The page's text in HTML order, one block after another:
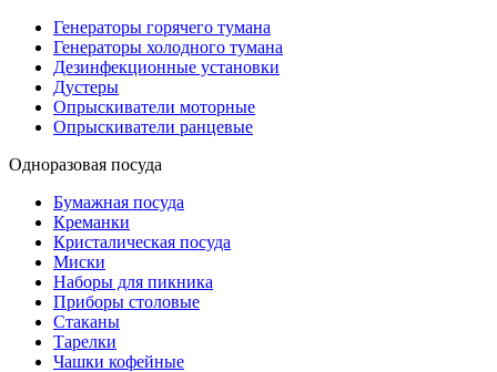
Генераторы горячего тумана
Генераторы холодного тумана
Дезинфекционные установки
Дустеры
Опрыскиватели моторные
Опрыскиватели ранцевые
Одноразовая посуда
Бумажная посуда
Креманки
Кристалическая посуда
Миски
Наборы для пикника
Приборы столовые
Стаканы
Тарелки
Чашки кофейные